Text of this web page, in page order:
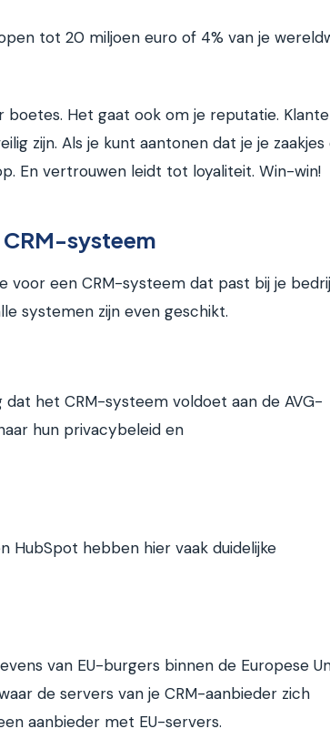
tot 20 miljoen euro of 4% van je
boetes. Het gaat ook om je reputatie.
zijn. Als je kunt aantonen dat je je zaakjes
En vertrouwen leidt tot loyaliteit. Win-win!
CRM-systeem
voor een CRM-systeem dat past bij je
systemen zijn even geschikt.
het CRM-systeem voldoet aan de AVG-
hun privacybeleid en
HubSpot hebben hier vaak duidelijke
van EU-burgers binnen de Europese
de servers van je CRM-aanbieder zich
aanbieder met EU-servers.